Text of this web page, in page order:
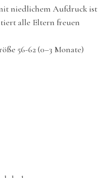
niedlichem Aufdruck ist
alle Eltern freuen
56-62 (0–3 Monate)